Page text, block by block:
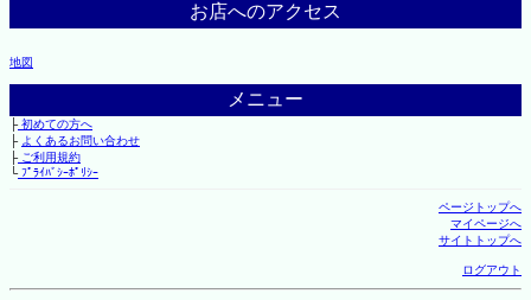
お店へのアクセス
地図
メニュー
├初めての方へ
├ よくあるお問い合わせ
├ご利用規約
└ﾌﾟﾗｲﾊﾞｼｰﾎﾟﾘｼｰ
ページトップへ
マイページへ
サイトトップへ
ログアウト